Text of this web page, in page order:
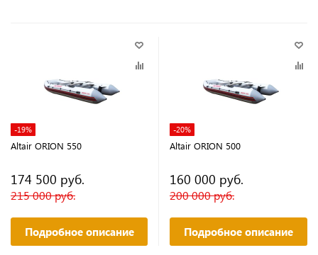
-19%
Altair ORION 550
174 500 руб.
215 000 руб.
Подробное описание
-20%
Altair ORION 500
160 000 руб.
200 000 руб.
Подробное описание